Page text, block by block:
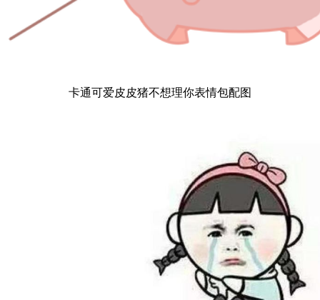
卡通可爱皮皮猪不想理你表情包配图